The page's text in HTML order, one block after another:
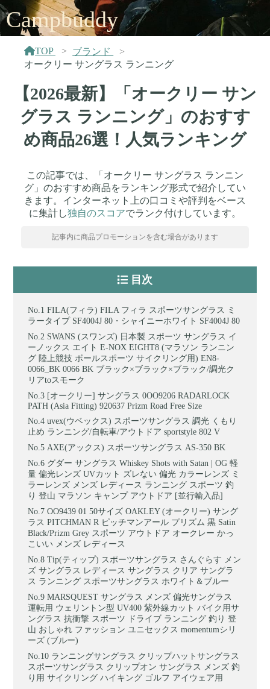
Campbuddy
TOP
ブランド
オークリー サングラス ランニング
【2026最新】「オークリー サン
グラス ランニング」のおすす
め商品26選！人気ランキング
この記事では、「オークリー サングラス ランニン
グ」のおすすめ商品をランキング形式で紹介してい
きます。インターネット上の口コミや評判をベース
に集計し独自のスコアでランク付けしています。
記事内に商品プロモーションを含む場合があります
目次
FILA(フィラ) FILA フィラ スポーツサングラス ミ
ラータイプ SF4004J 80・シャイニーホワイト SF4004J 80
SWANS (スワンズ) 日本製 スポーツ サングラス イ
ーノックス エイト E-NOX EIGHT8 (マラソン ランニン
グ 陸上競技 ボールスポーツ サイクリング用) EN8-
0066_BK 0066 BK ブラック×ブラック×ブラック/調光ク
リアtoスモーク
[オークリー] サングラス 0OO9206 RADARLOCK
PATH (Asia Fitting) 920637 Prizm Road Free Size
uvex(ウベックス) スポーツサングラス 調光 くもり
止め ランニング/自転車/アウトドア sportstyle 802 V
AXE(アックス) スポーツサングラス AS-350 BK
グダー サングラス Whiskey Shots with Satan | OG 軽
量 偏光レンズ UVカット ズレない 偏光 カラーレンズ ミ
ラーレンズ メンズ レディース ランニング スポーツ 釣
り 登山 マラソン キャンプ アウトドア [並行輸入品]
OO9439 01 50サイズ OAKLEY (オークリー) サング
ラス PITCHMAN R ピッチマンアール プリズム 黒 Satin
Black/Prizm Grey スポーツ アウトドア オークレー かっ
こいい メンズ レディース
Tip(ティップ) スポーツサングラス さんぐらす メン
ズ サングラス レディース サングラス クリア サングラ
ス ランニング スポーツサングラス ホワイト＆ブルー
MARSQUEST サングラス メンズ 偏光サングラス
運転用 ウェリントン型 UV400 紫外線カット バイク用サ
ングラス 抗衝撃 スポーツ ドライブ ランニング 釣り 登
山 おしゃれ ファッション ユニセックス momentumシリ
ーズ (ブルー)
ランニングサングラス クリップハットサングラス
スポーツサングラス クリップオン サングラス メンズ 釣
り用 サイクリング ハイキング ゴルフ アイウェア用